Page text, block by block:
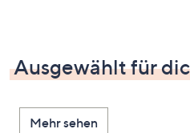
Ausgewählt für
Mehr sehen